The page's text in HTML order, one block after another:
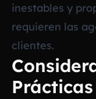
inestables y
requieren las
clientes.
Prácticas